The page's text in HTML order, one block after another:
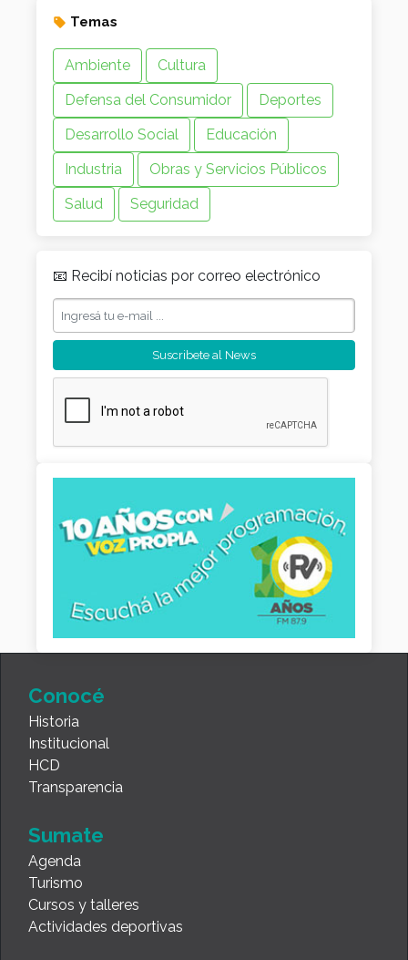
Temas
Ambiente
Cultura
Defensa del Consumidor
Deportes
Desarrollo Social
Educación
Industria
Obras y Servicios Públicos
Salud
Seguridad
📧 Recibí noticias por correo electrónico
Conocé
Historia
Institucional
HCD
Transparencia
Sumate
Agenda
Turismo
Cursos y talleres
Actividades deportivas